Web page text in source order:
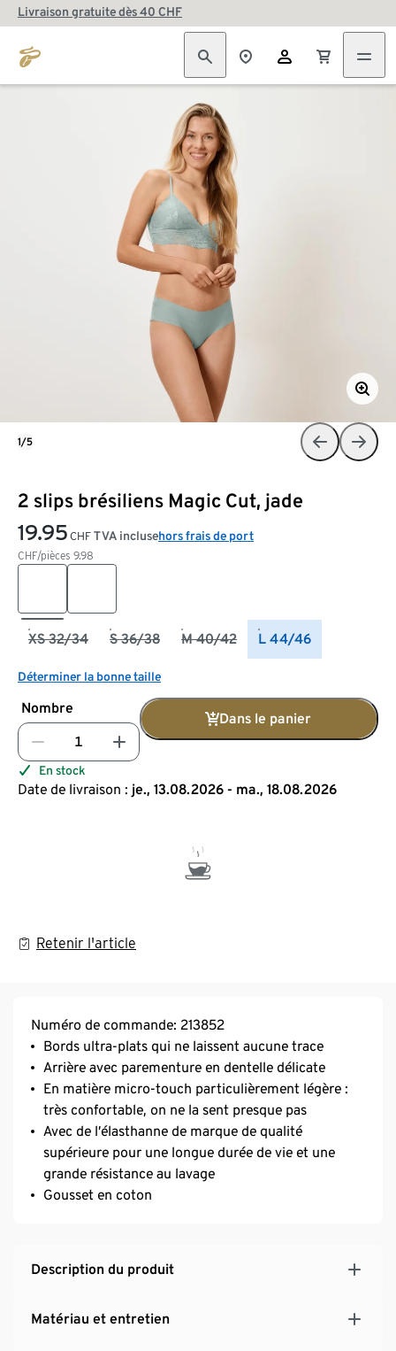
Livraison gratuite dès 40 CHF
2 slips brésiliens Magic Cut, jade
19.95 CHF
CHF/pièces 9.98
TVA inclusehors frais de port
XS 32/34 S 36/38 M 40/42 L 44/46
Déterminer la bonne taille
Nombre
Dans le panier
En stock
Date de livraison : je., 13.08.2026 - ma., 18.08.2026
Retenir l'article
1/5
Numéro de commande: 213852
Bords ultra-plats qui ne laissent aucune trace
Arrière avec parementure en dentelle délicate
En matière micro-touch particulièrement légère :
très confortable, on ne la sent presque pas
Avec de l’élasthanne de marque de qualité
supérieure pour une longue durée de vie et une
grande résistance au lavage
Gousset en coton
Description du produit
Matériau et entretien